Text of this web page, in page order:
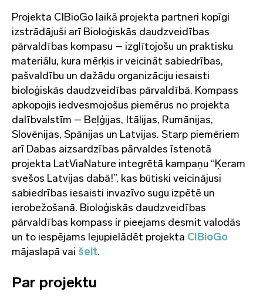
Projekta CIBioGo laikā projekta partneri kopīgi
izstrādājuši arī Bioloģiskās daudzveidības
pārvaldības kompasu – izglītojošu un praktisku
materiālu, kura mērķis ir veicināt sabiedrības,
pašvaldību un dažādu organizāciju iesaisti
bioloģiskās daudzveidības pārvaldībā. Kompass
apkopojis iedvesmojošus piemērus no projekta
dalībvalstīm – Beļģijas, Itālijas, Rumānijas,
Slovēnijas, Spānijas un Latvijas. Starp piemēriem
arī Dabas aizsardzības pārvaldes īstenotā
projekta LatViaNature integrētā kampaņu “Ķeram
svešos Latvijas dabā!”, kas būtiski veicinājusi
sabiedrības iesaisti invazīvo sugu izpētē un
ierobežošanā. Bioloģiskās daudzveidības
pārvaldības kompass ir pieejams desmit valodās
un to iespējams lejupielādēt projekta CIBioGo
mājaslapā vai šeit.
Par projektu